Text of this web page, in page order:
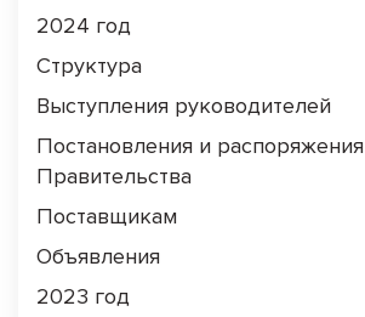
2024 год
Структура
Выступления руководителей
Постановления и распоряжения
Правительства
Поставщикам
Объявления
2023 год